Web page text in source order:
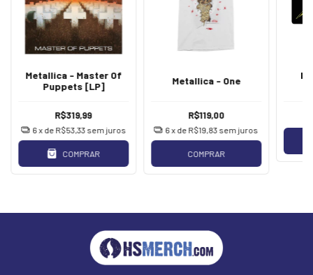
Metallica - Master Of
Puppets [LP]
R$319,99
6x de R$53,33 sem juros
COMPRAR
Metallica - One
R$119,00
6 x de R$19,83 sem juros
COMPRAR